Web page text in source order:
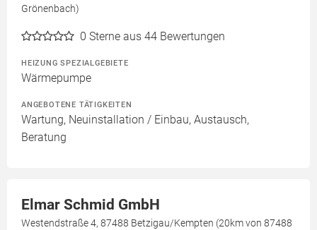
Grönenbach)
0 Sterne aus 44 Bewertungen
HEIZUNG SPEZIALGEBIETE
Wärmepumpe
ANGEBOTENE TÄTIGKEITEN
Wartung, Neuinstallation / Einbau, Austausch,
Beratung
Elmar Schmid GmbH
Westendstraße 4, 87488 Betzigau/Kempten (20km von 87488